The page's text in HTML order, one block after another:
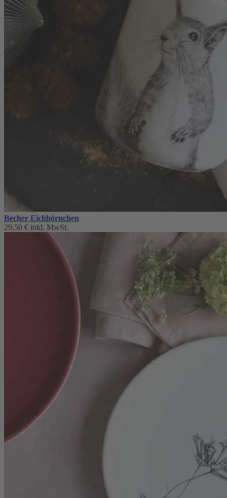
Becher Eichhörnchen
29,50 € inkl. MwSt.